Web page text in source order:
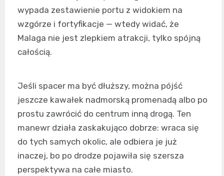
wypada zestawienie portu z widokiem na
wzgórze i fortyfikacje — wtedy widać, że
Malaga nie jest zlepkiem atrakcji, tylko spójną
całością.
Jeśli spacer ma być dłuższy, można pójść
jeszcze kawałek nadmorską promenadą albo po
prostu zawrócić do centrum inną drogą. Ten
manewr działa zaskakująco dobrze: wraca się
do tych samych okolic, ale odbiera je już
inaczej, bo po drodze pojawiła się szersza
perspektywa na całe miasto.